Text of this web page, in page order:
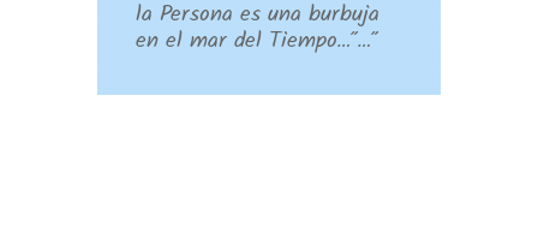
la Persona es una burbuja
en el mar del Tiempo…”…”